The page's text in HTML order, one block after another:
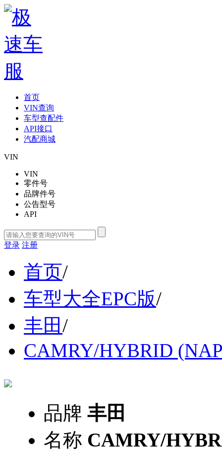
首页
VIN查询
车型查配件
API接口
汽配商城
VIN
VIN
零件号
品牌件号
公告型号
API
登录 注册
首页/
车型大全EPC版/
丰田 /
CAMRY/HYBRID
品牌 丰田
名称 CAMRY/